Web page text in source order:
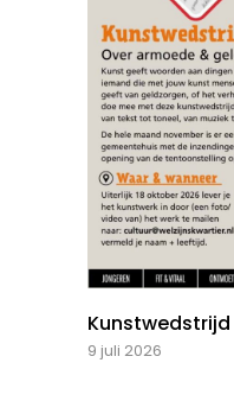
9 juli 2026